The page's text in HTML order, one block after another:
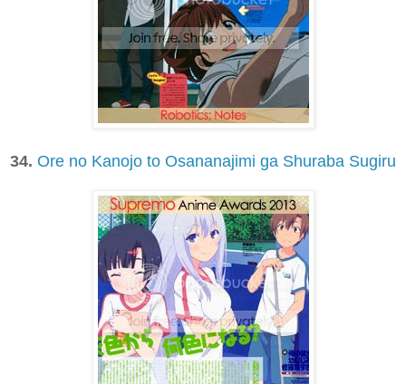
34. Ore no Kanojo to Osananajimi ga Shuraba Sugiru